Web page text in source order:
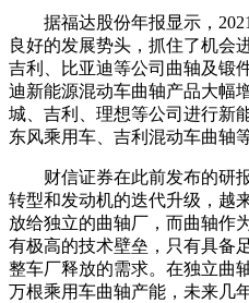
据福达股份年报显示，
良好的发展势头，抓住了机会
吉利、比亚迪等公司曲轴及锻
迪新能源混动车曲轴产品大幅
城、吉利、理想等公司进行新
东风乘用车、吉利混动车曲轴
财信证券在此前发布的研
转型和发动机的迭代升级，越
放给独立的曲轴厂，而曲轴作
有极高的技术壁垒，只有具备
整车厂释放的需求。在独立曲
万根乘用车曲轴产能，未来几